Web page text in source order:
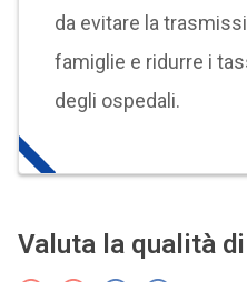
da evitare la
famiglie e ridurre i
degli ospedali.
Valuta la qualità